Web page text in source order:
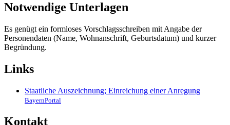
Notwendige Unterlagen
Es genügt ein formloses Vorschlagsschreiben mit Angabe der
Personendaten (Name, Wohnanschrift, Geburtsdatum) und kurzer
Begründung.
Links
Staatliche Auszeichnung; Einreichung einer Anregung
BayernPortal
Kontakt